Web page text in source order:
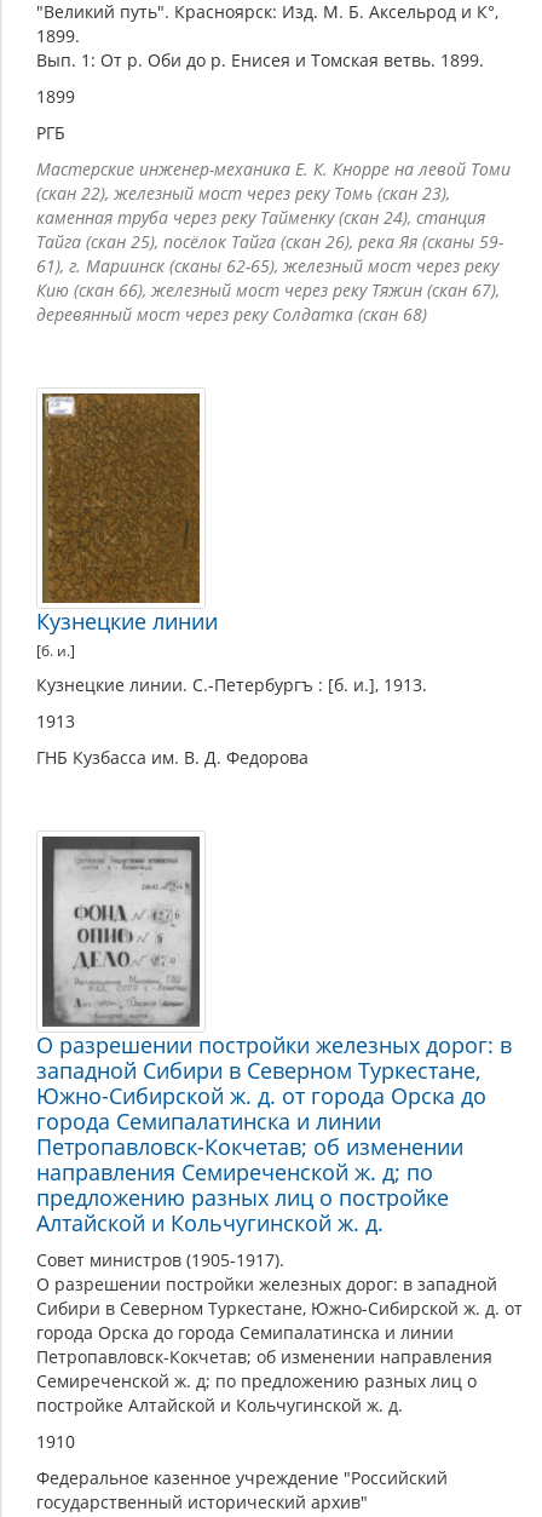
"Великий путь". Красноярск: Изд. М. Б. Аксельрод и К°,
1899.
Вып. 1: От р. Оби до р. Енисея и Томская ветвь. 1899.
1899
РГБ
Мастерские инженер-механика Е. К. Кнорре на левой Томи
(скан 22), железный мост через реку Томь (скан 23),
каменная труба через реку Тайменку (скан 24), станция
Тайга (скан 25), посёлок Тайга (скан 26), река Яя (сканы 59-
61), г. Мариинск (сканы 62-65), железный мост через реку
Кию (скан 66), железный мост через реку Тяжин (скан 67),
деревянный мост через реку Солдатка (скан 68)
Кузнецкие линии
[б. и.]
Кузнецкие линии. С.-Петербургъ : [б. и.], 1913.
1913
ГНБ Кузбасса им. В. Д. Федорова
О разрешении постройки железных дорог: в
западной Сибири в Северном Туркестане,
Южно-Сибирской ж. д. от города Орска до
города Семипалатинска и линии
Петропавловск-Кокчетав; об изменении
направления Семиреченской ж. д; по
предложению разных лиц о постройке
Алтайской и Кольчугинской ж. д.
Совет министров (1905-1917).
О разрешении постройки железных дорог: в западной
Сибири в Северном Туркестане, Южно-Сибирской ж. д. от
города Орска до города Семипалатинска и линии
Петропавловск-Кокчетав; об изменении направления
Семиреченской ж. д; по предложению разных лиц о
постройке Алтайской и Кольчугинской ж. д.
1910
Федеральное казенное учреждение "Российский
государственный исторический архив"